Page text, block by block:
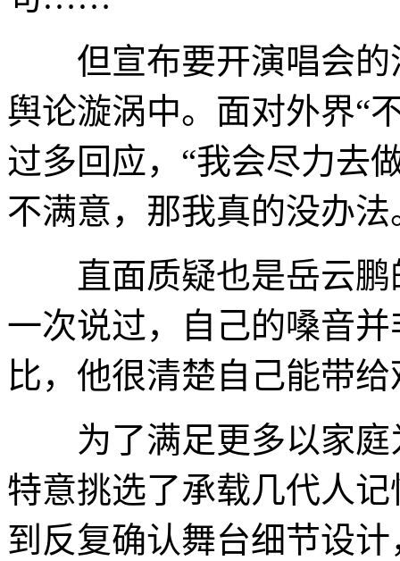
但宣布要开演唱会的
舆论漩涡中。面对外界“
过多回应，“我会尽力去
不满意，那我真的没办法
直面质疑也是岳云鹏
一次说过，自己的嗓音
比，他很清楚自己能带
为了满足更多以家庭
特意挑选了承载几代人
到反复确认舞台细节设